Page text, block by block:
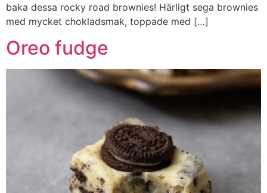
baka dessa rocky road brownies! Härligt sega brownies
med mycket chokladsmak, toppade med […]
Oreo fudge